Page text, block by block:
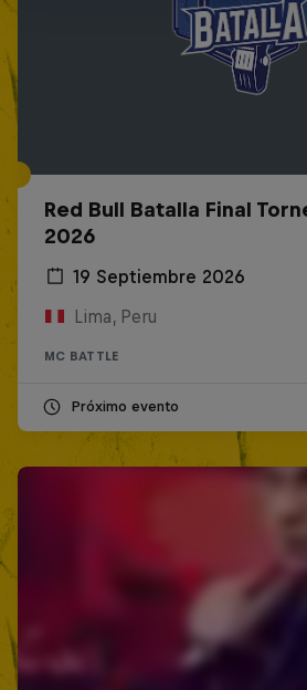
Red Bull Batalla Final
2026
19 Septiembre 2026
Lima, Peru
MC BATTLE
Próximo evento